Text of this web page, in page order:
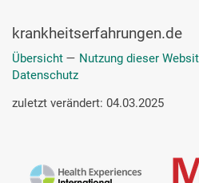
krankheitserfahrungen.de
Übersicht — Nutzung dieser
Datenschutz
zuletzt verändert: 04.03.2025